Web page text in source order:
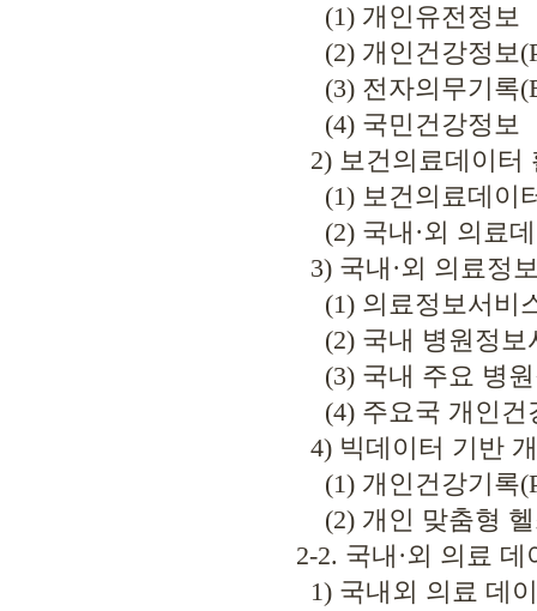
(1) 개인유전정보
(2) 개인건강정보
(3) 전자의무기록
(4) 국민건강정보
2) 보건의료데이터
(1) 보건의료데이
(2) 국내·외 의료데
3) 국내·외 의료정
(1) 의료정보서비
(2) 국내 병원정보
(3) 국내 주요 병원
(4) 주요국 개인건
4) 빅데이터 기반
(1) 개인건강기록
(2) 개인 맞춤형 헬
2-2. 국내·외 의료
1) 국내외 의료 데